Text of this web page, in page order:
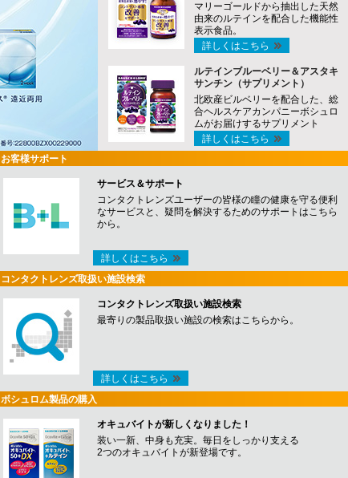
マリーゴールドから抽出した天然
由来のルテインを配合した機能性
表示食品。
詳しくはこちら
ルテインブルーベリー＆アスタキ
サンチン（サプリメント）
北欧産ビルベリーを配合した、総
合ヘルスケアカンパニーボシュロ
ムがお届けするサプリメント
詳しくはこちら
お客様サポート
サービス＆サポート
コンタクトレンズユーザーの皆様の瞳の健康を守る便利
なサービスと、疑問を解決するためのサポートはこちら
から。
詳しくはこちら
コンタクトレンズ取扱い施設検索
コンタクトレンズ取扱い施設検索
最寄りの製品取扱い施設の検索はこちらから。
詳しくはこちら
ボシュロム製品の購入
オキュバイトが新しくなりました！
装い一新、中身も充実。毎日をしっかり支える
2つのオキュバイトが新登場です。